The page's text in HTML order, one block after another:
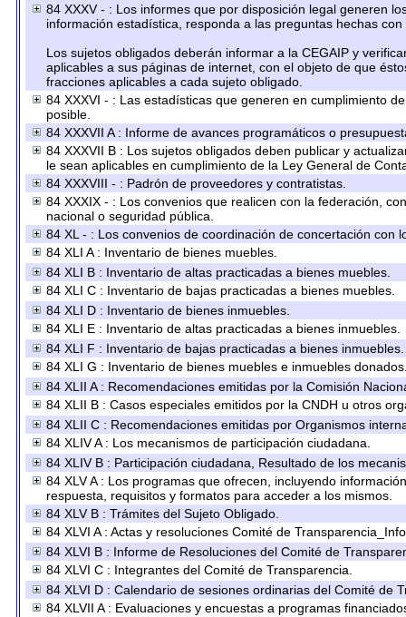
84 XXXV - : Los informes que por disposición legal generen
información estadística, responda a las preguntas hechas
Los sujetos obligados deberán informar a la CEGAIP y
aplicables a sus páginas de internet, con el objeto de que
fracciones aplicables a cada sujeto obligado.
84 XXXVI - : Las estadísticas que generen en cumplimiento
posible.
84 XXXVII A : Informe de avances programáticos o
84 XXXVII B : Los sujetos obligados deben publicar y
le sean aplicables en cumplimiento de la Ley General de
84 XXXVIII - : Padrón de proveedores y contratistas.
84 XXXIX - : Los convenios que realicen con la federación,
nacional o seguridad pública.
84 XL - : Los convenios de coordinación de concertación con
84 XLI A : Inventario de bienes muebles.
84 XLI B : Inventario de altas practicadas a bienes muebles.
84 XLI C : Inventario de bajas practicadas a bienes muebles.
84 XLI D : Inventario de bienes inmuebles.
84 XLI E : Inventario de altas practicadas a bienes inmuebles.
84 XLI F : Inventario de bajas practicadas a bienes inmuebles.
84 XLI G : Inventario de bienes muebles e inmuebles
84 XLII A : Recomendaciones emitidas por la Comisión
84 XLII B : Casos especiales emitidos por la CNDH u otros
84 XLII C : Recomendaciones emitidas por Organismos
84 XLIV A : Los mecanismos de participación ciudadana.
84 XLIV B : Participación ciudadana, Resultado de los
84 XLV A : Los programas que ofrecen, incluyendo
respuesta, requisitos y formatos para acceder a los mismos.
84 XLV B : Trámites del Sujeto Obligado.
84 XLVI A : Actas y resoluciones Comité de
84 XLVI B : Informe de Resoluciones del Comité de
84 XLVI C : Integrantes del Comité de Transparencia.
84 XLVI D : Calendario de sesiones ordinarias del Comité de
84 XLVII A : Evaluaciones y encuestas a programas